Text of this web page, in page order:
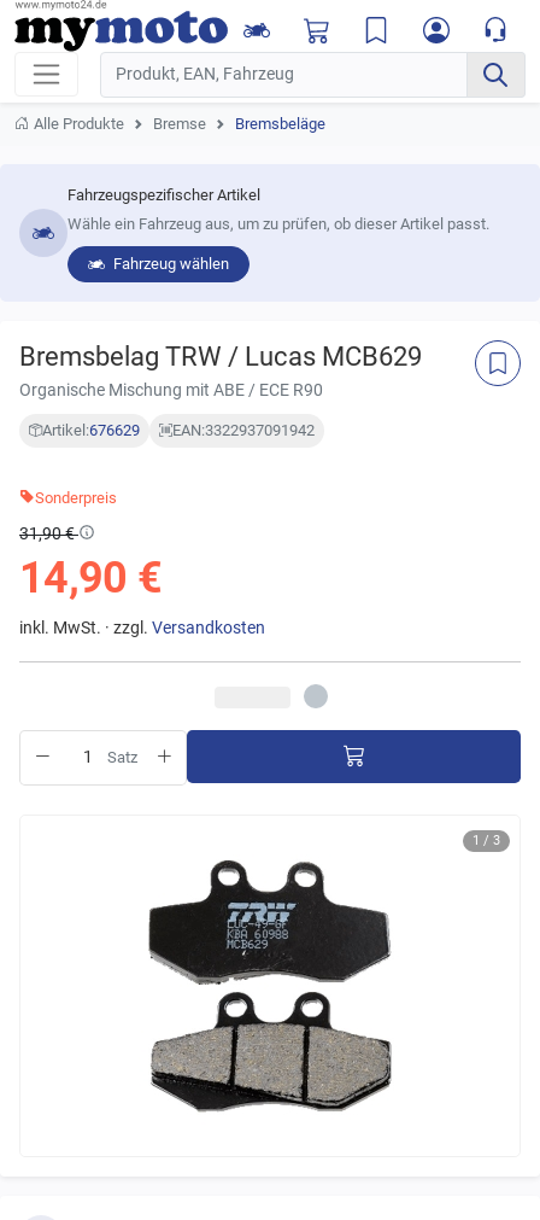
Alle Produkte Bremse Bremsbeläge
Fahrzeugspezifischer Artikel
Wähle ein Fahrzeug aus, um zu prüfen, ob dieser Artikel passt.
Fahrzeug wählen
Bremsbelag TRW / Lucas MCB629
Organische Mischung mit ABE / ECE R90
Artikel:676629 EAN:3322937091942
1 / 3
Sonderpreis
31,90 €
14,90 €
inkl. MwSt. · zzgl. Versandkosten
Satz